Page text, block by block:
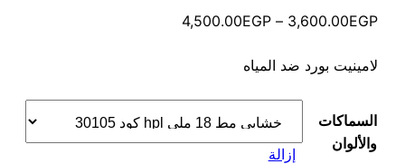
3,600.00EGP
–
4,500.00EGP
⁦4,500.00EGP⁩
لامينيت بورد ضد المياه
السماكات
والألوان
إزالة